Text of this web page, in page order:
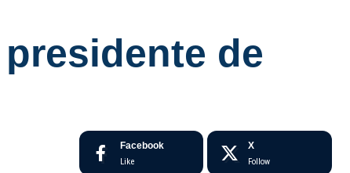
de
Facebook
Like
X
Follow